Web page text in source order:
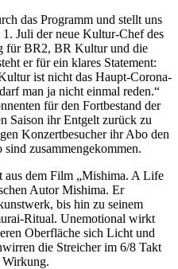
das Programm und stellt uns
Juli der neue Kultur-Chef des
für BR2, BR Kultur und die
er für ein klares Statement:
ist nicht das Haupt-Corona-
man ja nicht einmal reden.“
für den Fortbestand der
Saison ihr Entgelt zurück zu
Konzertbesucher ihr Abo den
zusammengekommen.
aus dem Film „Mishima. A Life
Autor Mishima. Er
bis hin zu seinem
Ritual. Unemotional wirkt
Oberfläche sich Licht und
die Streicher im 6/8 Takt
Wirkung.